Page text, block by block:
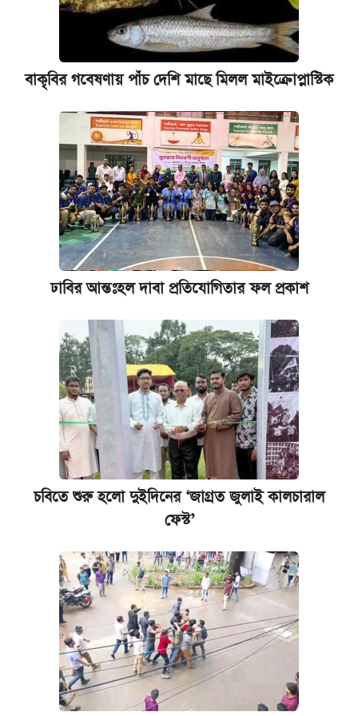
বাকৃবির গবেষণায় পাঁচ দেশি মাছে মিলল মাইক্রোপ্লাস্টিক
ঢাবির আন্তঃহল দাবা প্রতিযোগিতার ফল প্রকাশ
চবিতে শুরু হলো দুইদিনের ‘জাগ্রত জুলাই কালচারাল
ফেস্ট’